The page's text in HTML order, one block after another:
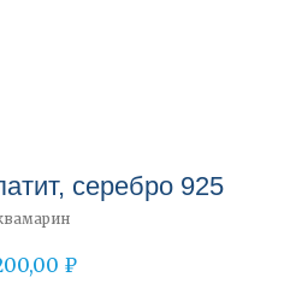
серебро 925
₽